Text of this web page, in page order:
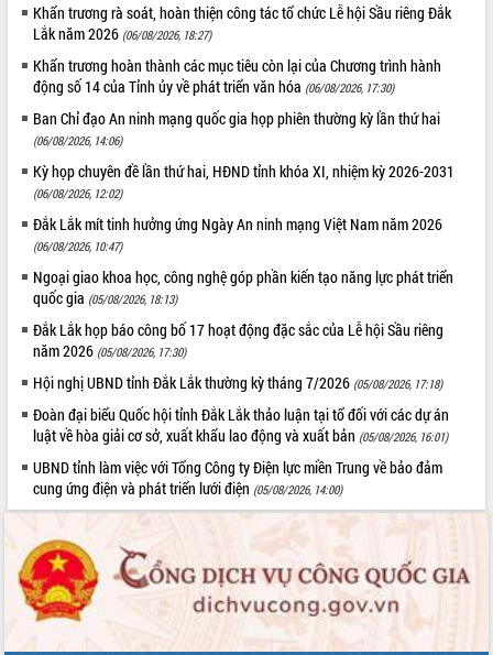
phá cơ chế - Hợp tác công tư
Đề án 06 tạo bước ngoặt đột phá trong
cải cách hành chính tỉnh Đắk Lắk
Kết nối tour, đẩy mạnh chuyển đổi số
để phát triển du lịch Đắk Lắk
Khởi động Dự án Đầu tư xây dựng hạ
tầng kỹ thuật Cụm công nghiệp Tân
Tiến
niệm 101 năm Ngày Báo chí Cách
mạng Việt Nam
Đắk Lắk sơ kết 4 năm triển khai thực
hiện Đề án 06 của Chính phủ
Họp báo thông tin về Hội nghị Công bố
Quy hoạch và Xúc tiến đầu tư tỉnh Đắk
Lắk
Khơi thông điểm nghẽn, đẩy nhanh
giải ngân vốn khắc phục thiên tai
HĐND tỉnh thông qua điều chỉnh Quy
hoạch tỉnh thời kỳ 2021-2030
Hội thảo góp ý hồ sơ điều chỉnh quy
hoạch tỉnh Đắk Lắk thời kỳ 2021-2030,
tầm nhìn đến năm 2050
Nâng cao hiệu quả hoạt động của các
doanh nghiệp nhà nước
Hội nghị triển khai kết nối mạng
Khẩn trương rà soát, hoàn thiện công tác tổ chức Lễ hội Sầu riêng Đắk
Lắk năm 2026 (06/08/2026, 18:27)
Khẩn trương hoàn thành các mục tiêu còn lại của Chương trình hành
động số 14 của Tỉnh ủy về phát triển văn hóa (06/08/2026, 17:30)
Ban Chỉ đạo An ninh mạng quốc gia họp phiên thường kỳ lần thứ hai
(06/08/2026, 14:06)
Kỳ họp chuyên đề lần thứ hai, HĐND tỉnh khóa XI, nhiệm kỳ 2026-2031
(06/08/2026, 12:02)
Đắk Lắk mít tinh hưởng ứng Ngày An ninh mạng Việt Nam năm 2026
(06/08/2026, 10:47)
Ngoại giao khoa học, công nghệ góp phần kiến tạo năng lực phát triển
quốc gia (05/08/2026, 18:13)
Đắk Lắk họp báo công bố 17 hoạt động đặc sắc của Lễ hội Sầu riêng
năm 2026 (05/08/2026, 17:30)
Hội nghị UBND tỉnh Đắk Lắk thường kỳ tháng 7/2026 (05/08/2026, 17:18)
Đoàn đại biểu Quốc hội tỉnh Đắk Lắk thảo luận tại tổ đối với các dự án
luật về hòa giải cơ sở, xuất khẩu lao động và xuất bản (05/08/2026, 16:01)
UBND tỉnh làm việc với Tổng Công ty Điện lực miền Trung về bảo đảm
cung ứng điện và phát triển lưới điện (05/08/2026, 14:00)